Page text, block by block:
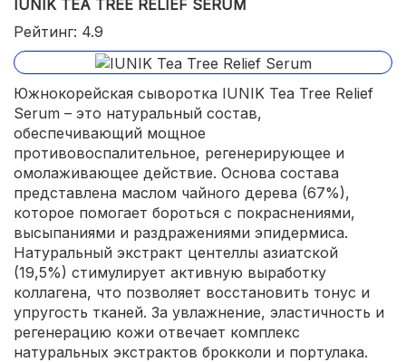
IUNIK TEA TREE RELIEF SERUM
Рейтинг: 4.9
Южнокорейская сыворотка IUNIK Tea Tree Relief
Serum – это натуральный состав,
обеспечивающий мощное
противовоспалительное, регенерирующее и
омолаживающее действие. Основа состава
представлена маслом чайного дерева (67%),
которое помогает бороться с покраснениями,
высыпаниями и раздражениями эпидермиса.
Натуральный экстракт центеллы азиатской
(19,5%) стимулирует активную выработку
коллагена, что позволяет восстановить тонус и
упругость тканей. За увлажнение, эластичность и
регенерацию кожи отвечает комплекс
натуральных экстрактов брокколи и портулака.